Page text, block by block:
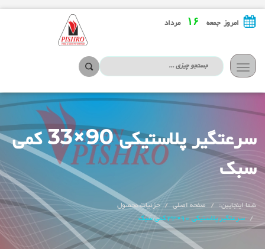
امروز جمعه مرداد
تعویض
ناوبری
سرعتگیر پلاستیکی 90×33 کمی
سبک
شما اینجایین: صفحه اصلی
جزئیات محصول
سرعتگیر پلاستیکی 90×33 کمی سبک